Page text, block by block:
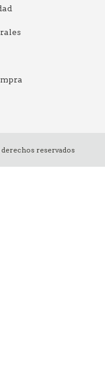
reservados